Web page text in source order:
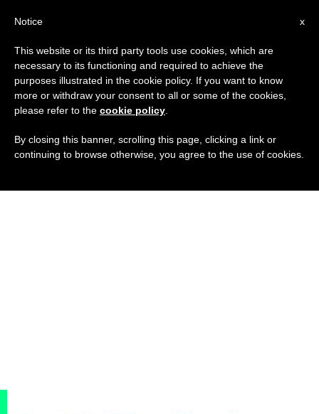
x
Notice
This website or its third party tools use cookies, which are
necessary to its functioning and required to achieve the
purposes illustrated in the cookie policy. If you want to know
more or withdraw your consent to all or some of the cookies,
please refer to the cookie policy
By closing this banner, scrolling this page, clicking a link or
continuing to browse otherwise, you agree to the use of cookies.